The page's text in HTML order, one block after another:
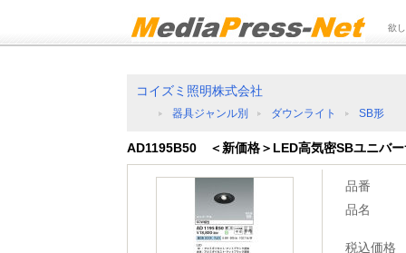
欲
コイズミ照明株式会社
器具ジャンル別 ダウンライト SB形
AD1195B50 ＜新価格＞LED高気密SBユニバー
品番
品名
税込価格